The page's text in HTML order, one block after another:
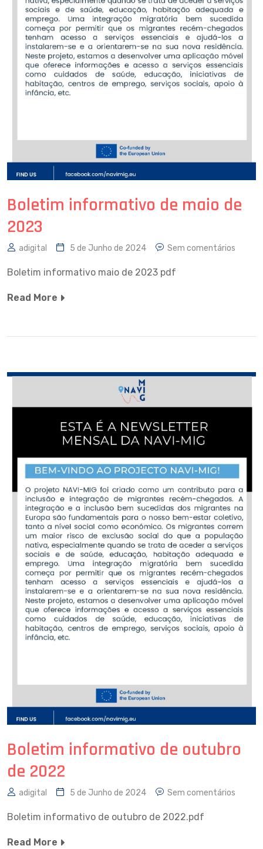
Boletim informativo de maio de
2023
adigital 5 de Junho de 2024 Sem comentários
Boletim informativo maio de 2023 pdf
Read More
Boletim informativo de outubro
de 2022
adigital 5 de Junho de 2024 Sem comentários
Boletim informativo de outubro de 2022.pdf
Read More